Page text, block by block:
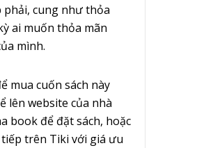
phải, cung như thỏa
ai muốn thỏa mãn
mình.
mua cuốn sách này
lên website của nhà
book để đặt sách, hoặc
trên Tiki với giá ưu